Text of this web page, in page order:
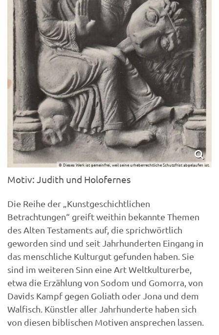
© Dieses Werk ist gemeinfrei, weil seine urheberrechtliche Schutzfrist abgelaufen ist.
Motiv: Judith und Holofernes
Die Reihe der „Kunstgeschichtlichen
Betrachtungen“ greift weithin bekannte Themen
des Alten Testaments auf, die sprichwörtlich
geworden sind und seit Jahrhunderten Eingang in
das menschliche Kulturgut gefunden haben. Sie
sind im weiteren Sinn eine Art Weltkulturerbe,
etwa die Erzählung von Sodom und Gomorra, von
Davids Kampf gegen Goliath oder Jona und dem
Walfisch. Künstler aller Jahrhunderte haben sich
von diesen biblischen Motiven ansprechen lassen.